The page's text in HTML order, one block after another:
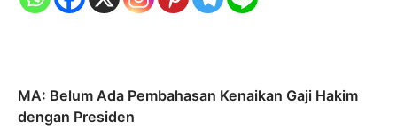
MA: Belum Ada Pembahasan Kenaikan Gaji Hakim
dengan Presiden